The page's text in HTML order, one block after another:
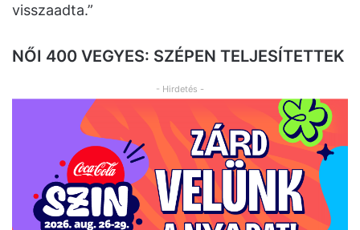
visszaadta.”
NŐI 400 VEGYES: SZÉPEN TELJESÍTETTEK
- Hirdetés -